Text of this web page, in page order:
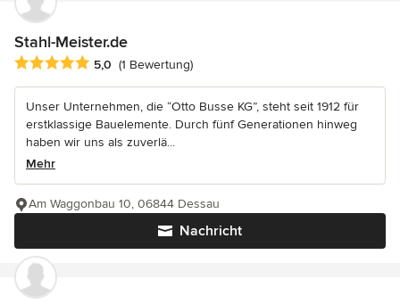
Stahl-Meister.de
Durchschnittliche Bewertung: 5 von 5 Sternen
5,0 (1 Bewertung)
Unser Unternehmen, die “Otto Busse KG”, steht seit 1912 für
erstklassige Bauelemente. Durch fünf Generationen hinweg
haben wir uns als zuverlä...
Mehr
Nachricht
Am Waggonbau 10, 06844 Dessau